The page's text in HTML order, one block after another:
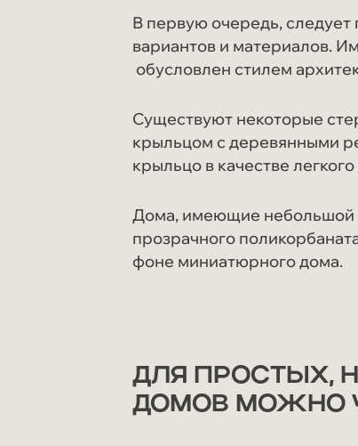
В первую очередь,
вариантов и материалов.
обусловлен стилем
Существуют некоторые
крыльцом с деревянными
крыльцо в качестве
Дома, имеющие небольшой
прозрачного
фоне миниатюрного дома.
ДЛЯ ПРОСТЫХ,
ДОМОВ МОЖНО